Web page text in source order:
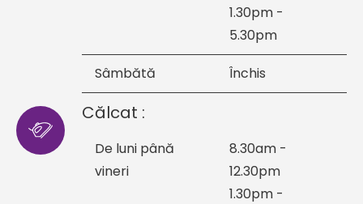
1.30pm -
5.30pm
Sâmbătă Închis
Călcat :
De luni până
vineri
8.30am -
12.30pm
1.30pm -